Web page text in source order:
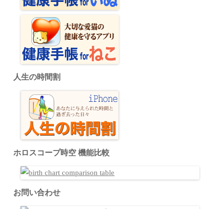
人生の時間割
ホロスコープ時空 機能比較
お問い合わせ